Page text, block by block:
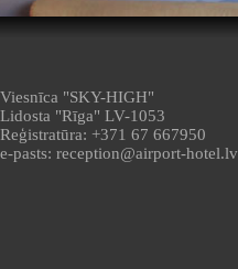
Viesnīca "SKY-HIGH"
Lidosta "Rīga" LV-1053
Reģistratūra: +371 67 667950
e-pasts: reception@airport-hotel.lv